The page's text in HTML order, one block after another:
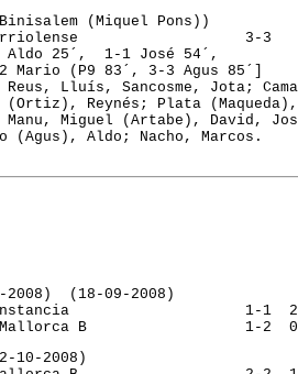
(Miquel Pons))
CD
Aldo 25´,  1-1 José 54´,
Mario (P9 83´, 3-3 Agus 85´]
Lluís, Sancosme, Jota;
(Ortiz), Reynés; Plata
Manu, Miguel (Artabe), David,
(Agus), Aldo; Nacho, Marcos.
(18-09-2008)
CD Binissalem - CD
CD
10-2008)